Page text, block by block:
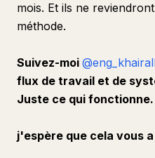
mois. Et ils ne
méthode.
Suivez-moi
flux de travail et de
Juste ce qui fonctionne.
j'espère que cela vous